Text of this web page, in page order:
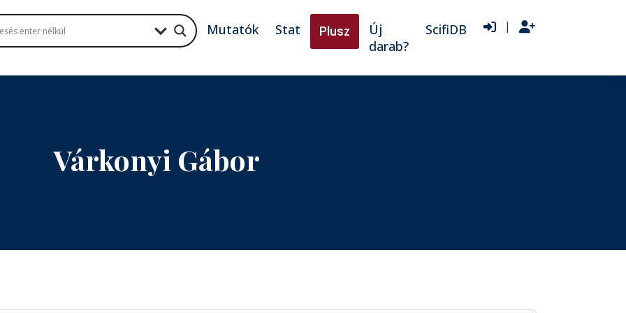
Mutatók Stat Plusz
Új
darab?
ScifiDB |
Várkonyi Gábor